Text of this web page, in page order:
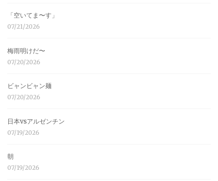
「空いてま〜す」
07/21/2026
梅雨明けだ〜
07/20/2026
ビャンビャン麺
07/20/2026
日本vsアルゼンチン
07/19/2026
朝
07/19/2026